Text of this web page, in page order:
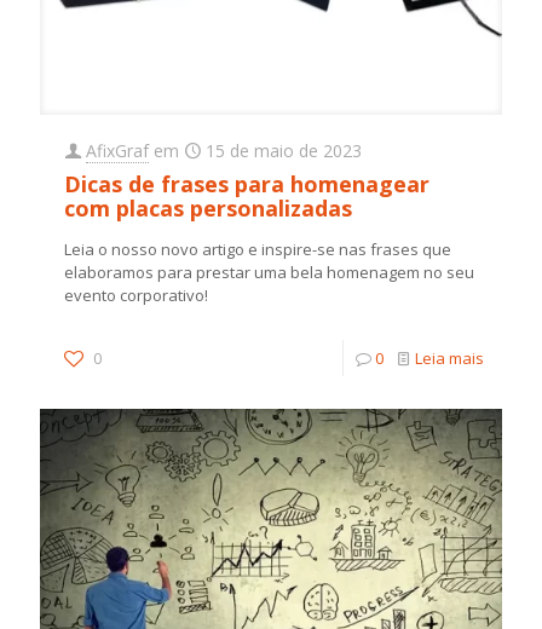
AfixGraf em 15 de maio de 2023
Dicas de frases para homenagear
com placas personalizadas
Leia o nosso novo artigo e inspire-se nas frases que
elaboramos para prestar uma bela homenagem no seu
evento corporativo!
0 0 Leia mais